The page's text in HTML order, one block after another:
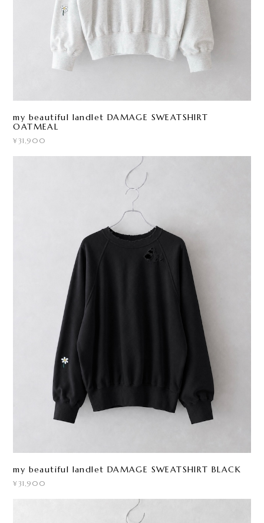
my beautiful landlet DAMAGE SWEATSHIRT
OATMEAL
¥31,900
my beautiful landlet DAMAGE SWEATSHIRT BLACK
¥31,900